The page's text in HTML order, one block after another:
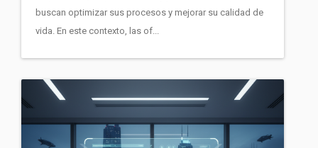
buscan optimizar sus procesos y mejorar su calidad de
vida. En este contexto, las of...